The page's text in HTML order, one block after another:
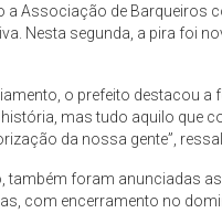
a Associação de Barqueiros
Nesta segunda, a pira foi
o prefeito destacou
mas tudo aquilo que
da nossa gente”,
também foram anunciadas
com encerramento no